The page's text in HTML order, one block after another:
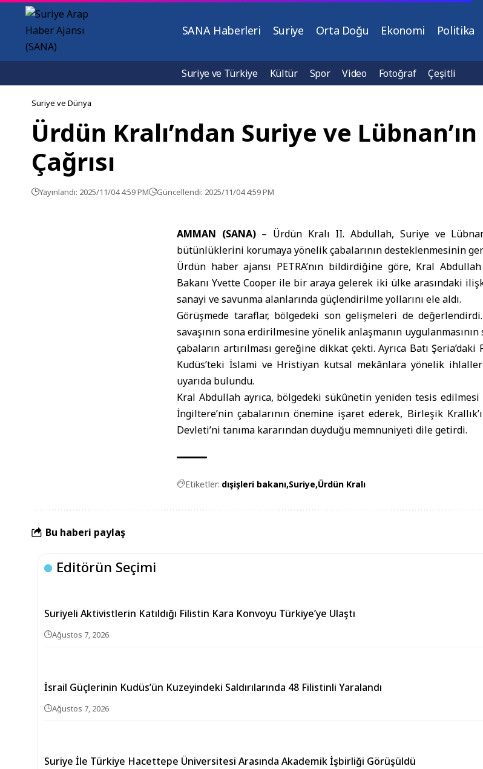
SANA Haberleri Suriye Orta Doğu Ekonomi Politika
Suriye ve Türkiye Kültür Spor Video Fotoğraf Çeşitli
Suriye ve Dünya
Ürdün Kralı’ndan Suriye ve
Çağrısı
Yayınlandı: 2025/11/04 4:59 PM Güncellendi: 2025/11/04 4:59 PM
AMMAN (SANA)– Ürdün Kralı II. Abdullah, Suriyeve
bütünlüklerini korumaya yönelik çabalarının desteklenmesinin
Ürdün haber ajansı PETRA’nın bildirdiğine göre, Kral
Bakanı Yvette Cooper ile bir araya gelerek iki ülke arasındaki
sanayi ve savunma alanlarında güçlendirilme yollarını ele aldı.
Görüşmede taraflar, bölgedeki son gelişmeleri de
savaşının sona erdirilmesine yönelik anlaşmanın
çabaların artırılması gereğine dikkat çekti. Ayrıca Batı
Kudüs’teki İslami ve Hristiyan kutsal mekânlara yönelik
uyarıda bulundu.
Kral Abdullah ayrıca, bölgedeki sükûnetin yeniden tesis edilmesi
İngiltere’nin çabalarının önemine işaret ederek, Birleşik
Devleti’ni tanıma kararından duyduğu memnuniyeti dile getirdi.
Etiketler: dışişleri bakanı Suriye Ürdün Kralı
Bu haberi paylaş
Editörün Seçimi
Suriyeli Aktivistlerin Katıldığı Filistin Kara Konvoyu Türkiye’ye Ulaştı
Ağustos 7, 2026
İsrail Güçlerinin Kudüs’ün Kuzeyindeki Saldırılarında 48 Filistinli Yaralandı
Ağustos 7, 2026
Suriye İle Türkiye Hacettepe Üniversitesi Arasında Akademik İşbirliği Görüşüldü